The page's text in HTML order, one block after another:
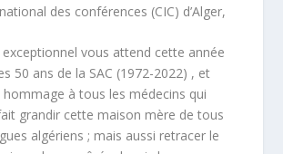
des conférences (CIC) d’Alger,
vous attend cette année
50 ans de la SAC (1972-2022) , et
hommage à tous les médecins qui
grandir cette maison mère de tous
algériens ; mais aussi retracer le